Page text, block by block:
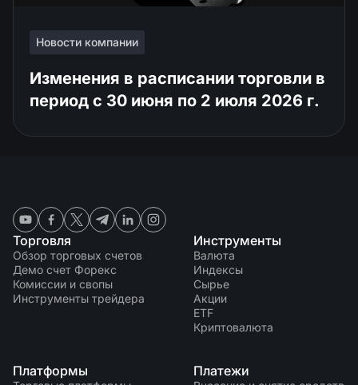
Новости компании
Изменения в расписании торговли в
период с 30 июня по 2 июля 2026 г.
Торговля
Обзор торговых счетов
Демо счет Форекс
Комиссии и свопы
Инструменты трейдера
Инструменты
Валюта
Индексы
Сырье
Акции
ETF
Криптовалюта
Платформы Платежи